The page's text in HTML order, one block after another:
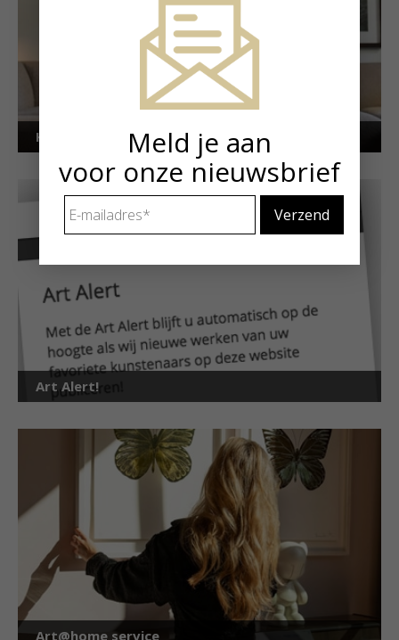
Kunstuitleen voor particulieren
Art Alert!
Art@home service
Meld je aan
voor onze nieuwsbrief
mailadres *